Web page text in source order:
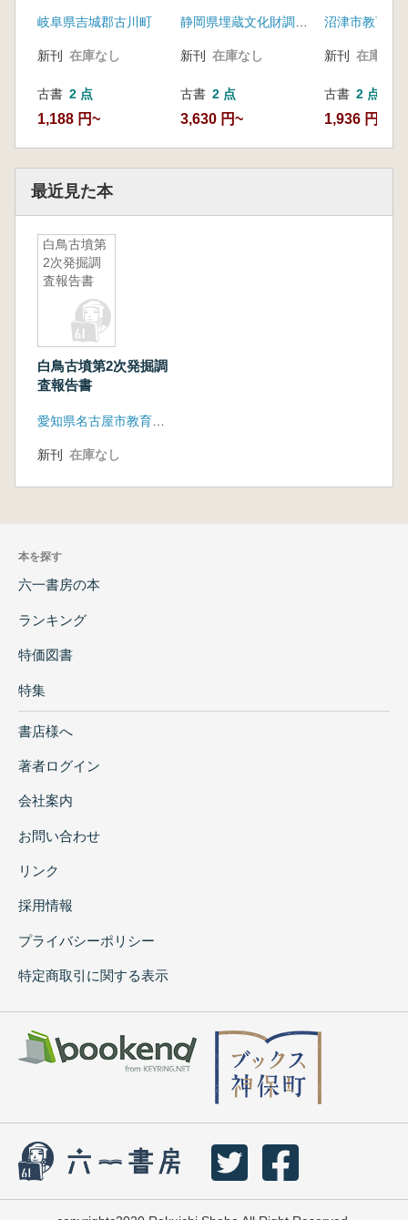
岐阜県吉城郡古川町
新刊 在庫なし
古書 2 点
1,188 円~
新刊 在庫なし
古書 2 点
3,630 円~
沼津市教育委
新刊 在庫なし
古書 2 点
1,936 円~
最近見た本
白鳥古墳第
2次発掘調
査報告書
白鳥古墳第2次発掘調
査報告書
新刊 在庫なし
本を探す
六一書房の本
ランキング
特価図書
特集
書店様へ
著者ログイン
会社案内
お問い合わせ
リンク
採用情報
プライバシーポリシー
特定商取引に関する表示